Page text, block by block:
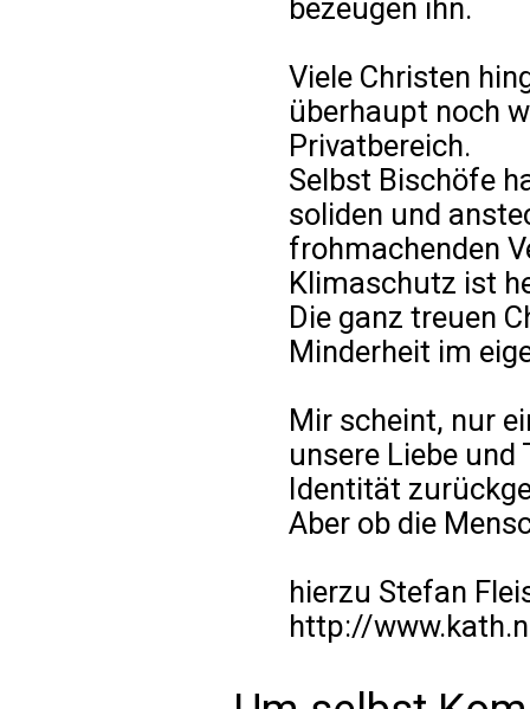
bezeugen ihn.
Viele Christen
überhaupt noch
Privatbereich.
Selbst Bischöfe
soliden und
frohmachenden
Klimaschutz ist
Die ganz treuen
Minderheit im
Mir scheint, nur
unsere Liebe und
Identität
Aber ob die
hierzu Stefan
http://